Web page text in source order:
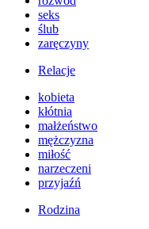
seks
ślub
zaręczyny
Relacje
kobieta
kłótnia
małżeństwo
mężczyzna
miłość
narzeczeni
przyjaźń
Rodzina